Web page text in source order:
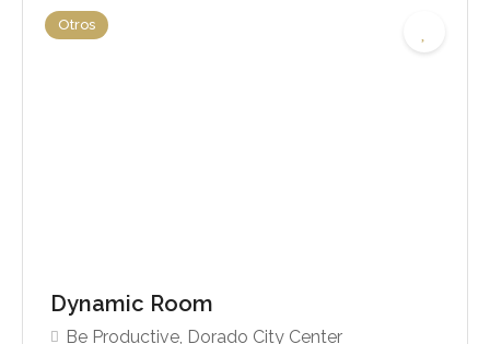
Otros
Dynamic Room
Be Productive, Dorado City Center